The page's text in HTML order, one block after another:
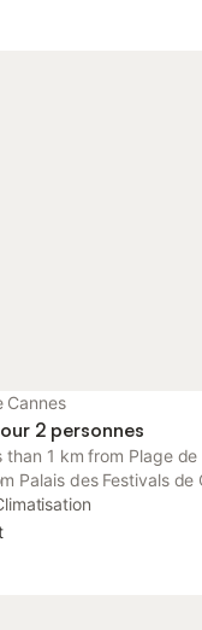
Cannes
2 personnes
than 1 km from Plage
Palais des Festivals de
air-conditioned